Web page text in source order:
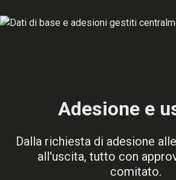
Adesione e
Dalla richiesta di adesione
all'uscita, tutto con
comitato.